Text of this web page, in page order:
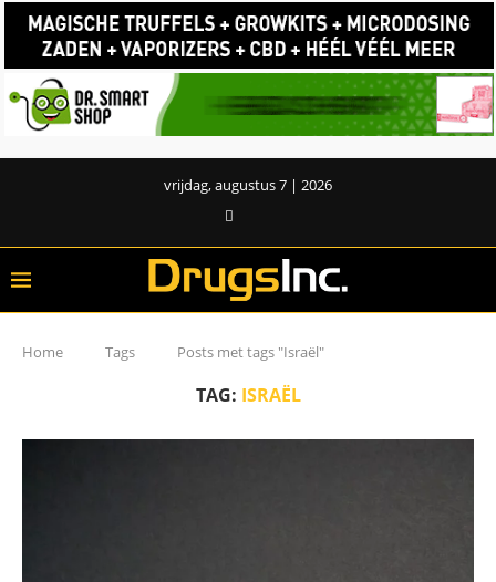
vrijdag, augustus 7 | 2026
Home Tags Posts met tags "Israël"
TAG: ISRAËL